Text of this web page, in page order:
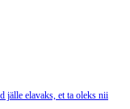
elavaks, et ta oleks nii